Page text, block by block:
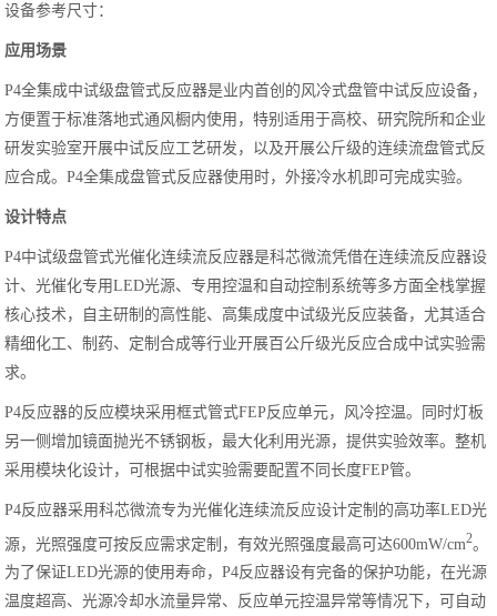
设备参考尺寸：
应用场景
P4全集成中试级盘管式反应器是业内首创的风冷式盘管中试反应设备，
方便置于标准落地式通风橱内使用，特别适用于高校、研究院所和企业
研发实验室开展中试反应工艺研发，以及开展公斤级的连续流盘管式反
应合成。P4全集成盘管式反应器使用时，外接冷水机即可完成实验。
设计特点
P4中试级盘管式光催化连续流反应器是科芯微流凭借在连续流反应器设
计、光催化专用LED光源、专用控温和自动控制系统等多方面全栈掌握
核心技术，自主研制的高性能、高集成度中试级光反应装备，尤其适合
精细化工、制药、定制合成等行业开展百公斤级光反应合成中试实验需
求。
P4反应器的反应模块采用框式管式FEP反应单元，风冷控温。同时灯板
另一侧增加镜面抛光不锈钢板，最大化利用光源，提供实验效率。整机
采用模块化设计，可根据中试实验需要配置不同长度FEP管。
P4反应器采用科芯微流专为光催化连续流反应设计定制的高功率LED光
源，光照强度可按反应需求定制，有效光照强度最高可达600mW/cm2。
为了保证LED光源的使用寿命，P4反应器设有完备的保护功能，在光源
温度超高、光源冷却水流量异常、反应单元控温异常等情况下，可自动